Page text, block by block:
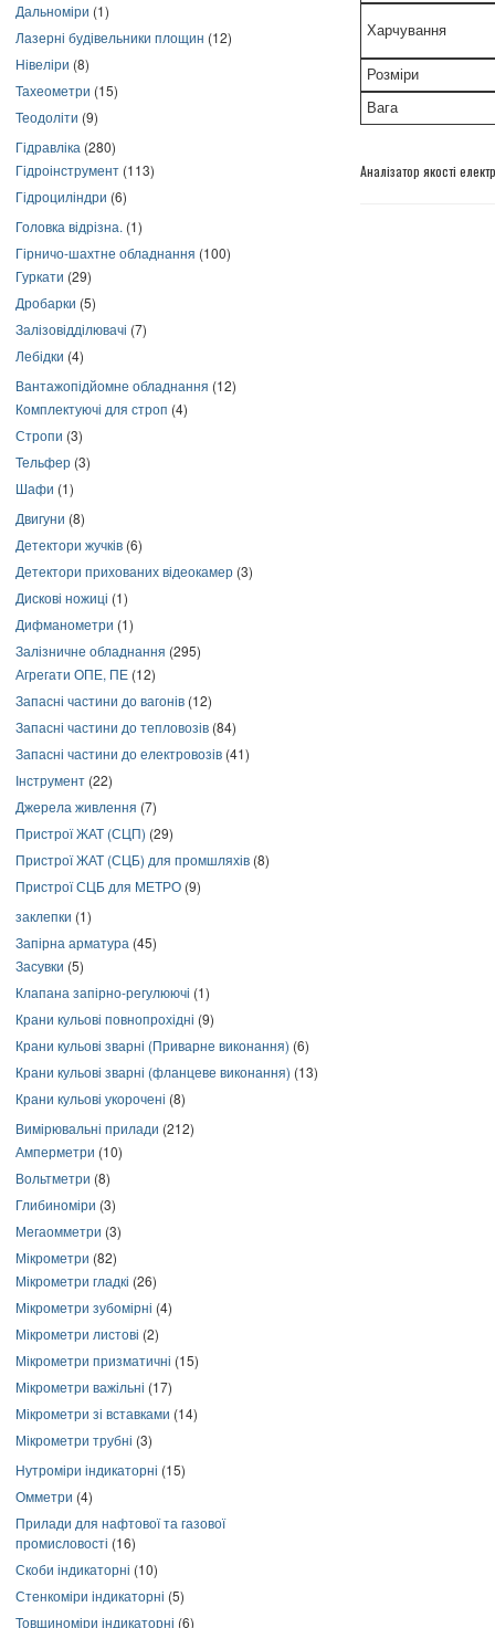
Дальноміри (1)
Лазерні будівельники площин (12)
Нівеліри (8)
Тахеометри (15)
Теодоліти (9)
Гідравліка (280)
Гідроінструмент (113)
Гідроциліндри (6)
Головка відрізна. (1)
Гірничо-шахтне обладнання (100)
Гуркати (29)
Дробарки (5)
Залізовідділювачі (7)
Лебідки (4)
Вантажопідйомне обладнання (12)
Комплектуючі для строп (4)
Стропи (3)
Тельфер (3)
Шафи (1)
Двигуни (8)
Детектори жучків (6)
Детектори прихованих відеокамер (3)
Дискові ножиці (1)
Дифманометри (1)
Залізничне обладнання (295)
Агрегати ОПЕ, ПЕ (12)
Запасні частини до вагонів (12)
Запасні частини до тепловозів (84)
Запасні частини до електровозів (41)
Інструмент (22)
Джерела живлення (7)
Пристрої ЖАТ (СЦП) (29)
Пристрої ЖАТ (СЦБ) для промшляхів (8)
Пристрої СЦБ для МЕТРО (9)
заклепки (1)
Запірна арматура (45)
Засувки (5)
Клапана запірно-регулюючі (1)
Крани кульові повнопрохідні (9)
Крани кульові зварні (Приварне виконання) (6)
Крани кульові зварні (фланцеве виконання) (13)
Крани кульові укорочені (8)
Вимірювальні прилади (212)
Амперметри (10)
Вольтметри (8)
Глибиноміри (3)
Мегаомметри (3)
Мікрометри (82)
Мікрометри гладкі (26)
Мікрометри зубомірні (4)
Мікрометри листові (2)
Мікрометри призматичні (15)
Мікрометри важільні (17)
Мікрометри зі вставками (14)
Мікрометри трубні (3)
Нутроміри індикаторні (15)
Омметри (4)
Прилади для нафтової та газової
промисловості (16)
Скоби індикаторні (10)
Стенкоміри індикаторні (5)
Товщиноміри індикаторні (6)
Харчування
Розміри
Вага
Аналізатор якості